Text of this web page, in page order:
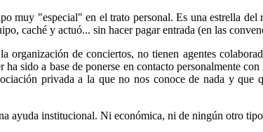
muy "especial" en el trato personal. Es una estrella
caché y actuó... sin hacer pagar entrada (en las
organización de conciertos, no tienen agentes
ha sido a base de ponerse en contacto personalmente
privada a la que no nos conoce de nada y
ayuda institucional. Ni económica, ni de ningún otro